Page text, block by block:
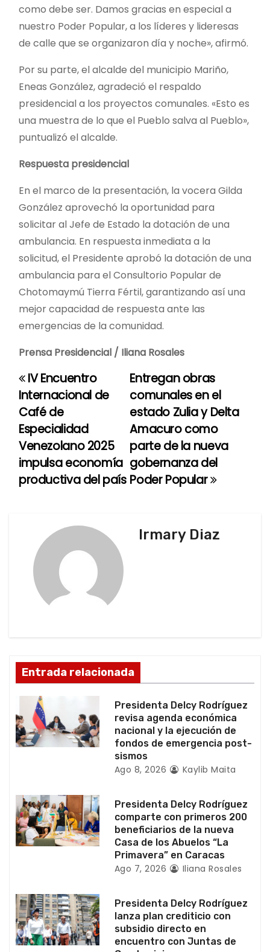
como debe ser. Damos gracias en especial a
nuestro Poder Popular, a los líderes y lideresas
de calle que se organizaron día y noche», afirmó.
Por su parte, el alcalde del municipio Mariño,
Eneas González, agradeció el respaldo
presidencial a los proyectos comunales. «Esto es
una muestra de lo que el Pueblo salva al Pueblo»,
puntualizó el alcalde.
Respuesta presidencial
En el marco de la presentación, la vocera Gilda
González aprovechó la oportunidad para
solicitar al Jefe de Estado la dotación de una
ambulancia. En respuesta inmediata a la
solicitud, el Presidente aprobó la dotación de una
ambulancia para el Consultorio Popular de
Chotomaymú Tierra Fértil, garantizando así una
mejor capacidad de respuesta ante las
emergencias de la comunidad.
Prensa Presidencial / Iliana Rosales
N
a
v
e
g
e
e
n
t
a
d
a
Entregan obras
comunales en el
estado Zulia y Delta
Amacuro como
parte de la nueva
gobernanza del
Poder Popular
IV Encuentro
Internacional de
Café de
Especialidad
Venezolano 2025
impulsa economía
productiva del país
Irmary Diaz
Entrada relacionada
Presidenta Delcy Rodríguez
revisa agenda económica
nacional y la ejecución de
fondos de emergencia post-
sismos
Ago 8, 2026 Kaylib Maita
Presidenta Delcy Rodríguez
comparte con primeros 200
beneficiarios de la nueva
Casa de los Abuelos “La
Primavera” en Caracas
Ago 7, 2026 Iliana Rosales
Presidenta Delcy Rodríguez
lanza plan crediticio con
subsidio directo en
encuentro con Juntas de